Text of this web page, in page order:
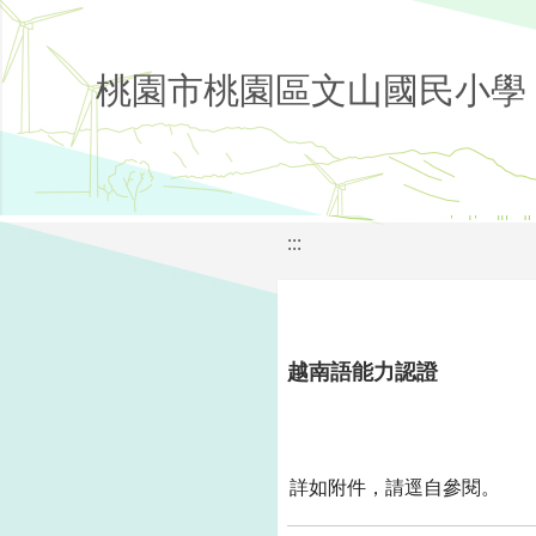
桃園市桃園區文山國民小學
:::
越南語能力認證
詳如附件，請逕自參閱。